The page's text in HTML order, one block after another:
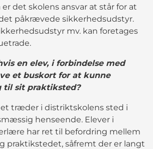
er det skolens ansvar at står for at
påkrævede sikkerhedsudstyr.
mv. kan foretages
en elev, i forbindelse med
et buskort for at kunne
til sit praktiksted?
træder i distriktskolens sted i
henseende. Elever i
har ret til befordring mellem
praktikstedet, såfremt der er langt